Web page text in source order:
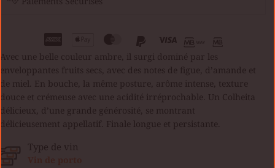
Avec une belle couleur ambre, il surgi dominé par les
enveloppantes fruits secs, avec des notes de figue, d’amande et
de miel. En bouche, la même posture, arôme intense, texture
douce et crémeuse avec une acidité irréprochable. Un Colheita
délicieux, d’une grande générosité, se montrant
délicieusement appellatif. Finale longue et persistante.
Type de vin